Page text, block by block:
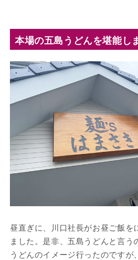
本場の五島うどんを堪能し
昼直ぎに、川口社長がお昼ご飯を
ました。是非、五島うどんと言う
うどんのイメージ行ったのですが、